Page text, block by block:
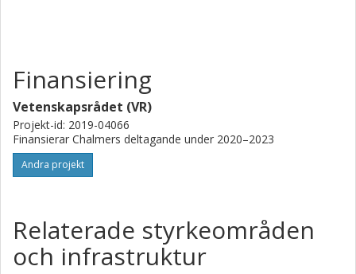
the underlying photochemistry to form high value
chemicals and fuels from lignocellulosic waste energy- and
resource efficiently.
Finansiering
Vetenskapsrådet (VR)
Projekt-id: 2019-04066
Finansierar Chalmers deltagande under 2020–2023
Andra projekt
Relaterade styrkeområden
och infrastruktur